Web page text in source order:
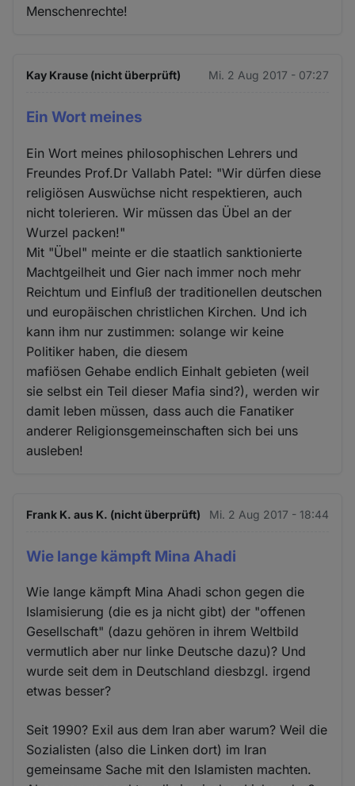
Menschenrechte!
Kay Krause (nicht überprüft) Mi. 2 Aug 2017 - 07:27
Ein Wort meines
Ein Wort meines philosophischen Lehrers und
Freundes Prof.Dr Vallabh Patel: "Wir dürfen diese
religiösen Auswüchse nicht respektieren, auch
nicht tolerieren. Wir müssen das Übel an der
Wurzel packen!"
Mit "Übel" meinte er die staatlich sanktionierte
Machtgeilheit und Gier nach immer noch mehr
Reichtum und Einfluß der traditionellen deutschen
und europäischen christlichen Kirchen. Und ich
kann ihm nur zustimmen: solange wir keine
Politiker haben, die diesem
mafiösen Gehabe endlich Einhalt gebieten (weil
sie selbst ein Teil dieser Mafia sind?), werden wir
damit leben müssen, dass auch die Fanatiker
anderer Religionsgemeinschaften sich bei uns
ausleben!
Frank K. aus K. (nicht überprüft) Mi. 2 Aug 2017 - 18:44
Wie lange kämpft Mina Ahadi
Wie lange kämpft Mina Ahadi schon gegen die
Islamisierung (die es ja nicht gibt) der "offenen
Gesellschaft" (dazu gehören in ihrem Weltbild
vermutlich aber nur linke Deutsche dazu)? Und
wurde seit dem in Deutschland diesbzgl. irgend
etwas besser?
Seit 1990? Exil aus dem Iran aber warum? Weil die
Sozialisten (also die Linken dort) im Iran
gemeinsame Sache mit den Islamisten machten.